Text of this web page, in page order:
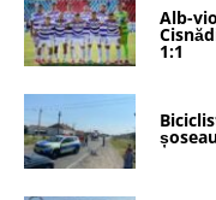
Alb-
1:1